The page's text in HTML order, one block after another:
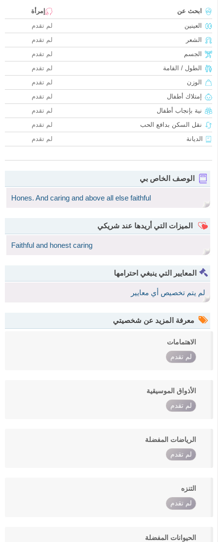
ابحث عن
إمرأة
العينين
لم تقدم
الشعر
لم تقدم
الجسم
لم تقدم
الطول / القامة
لم تقدم
الوزن
لم تقدم
إمتلاك أطفال
لم تقدم
نية بإنجاب أطفال
لم تقدم
نقل السكن بدافع الحب
لم تقدم
الديانة
لم تقدم
الوصف الخاص بي
Hones. And caring and above all else faithful
الميزات التي أريدها عند شريكي
Faithful and honest caring
المعايير التي ينبغي احترامها
لم يتم تخصيص أي معايير
معرفة المزيد عن شخصيتي
الاهتمامات
لم تقدم
الأذواق الموسيقية
لم تقدم
الرياضات المفضلة
لم تقدم
التنزه
لم تقدم
الحيوانات المفضلة